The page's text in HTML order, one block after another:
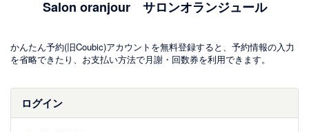
Salon oranjour サロンオランジュール
かんたん予約(旧Coubic)アカウントを無料登録すると、予約情報の入力
を省略できたり、お支払い方法で月謝・回数券を利用できます。
ログイン